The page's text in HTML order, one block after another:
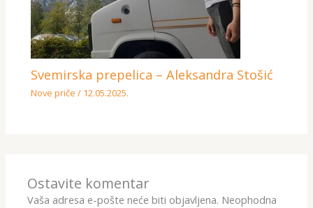
Svemirska prepelica – Aleksandra Stošić
Nove priče / 12.05.2025.
Ostavite komentar
Vaša adresa e-pošte neće biti objavljena. Neophodna